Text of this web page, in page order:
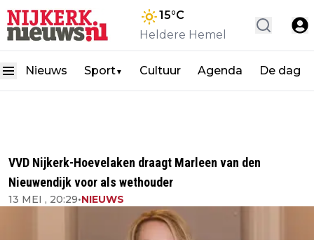
15°C
Heldere Hemel
Nieuws Sport▼ Cultuur Agenda De dag
VVD Nijkerk-Hoevelaken draagt Marleen van den
Nieuwendijk voor als wethouder
13 MEI , 20:29•NIEUWS